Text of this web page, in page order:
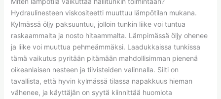
Hydraulinesteen viskositeetti muuttuu lämpötilan mukana.
Kylmässä öljy paksuuntuu, jolloin tunkin liike voi tuntua
raskaammalta ja nosto hitaammalta. Lämpimässä öljy ohenee
ja liike voi muuttua pehmeämmäksi. Laadukkaissa tunkissa
tämä vaikutus pyritään pitämään mahdollisimman pienenä
oikeanlaisen nesteen ja tiivisteiden valinnalla. Silti on
tavallista, että hyvin kylmässä tilassa napakkuus hieman
vähenee, ja käyttäjän on syytä kiinnittää huomiota